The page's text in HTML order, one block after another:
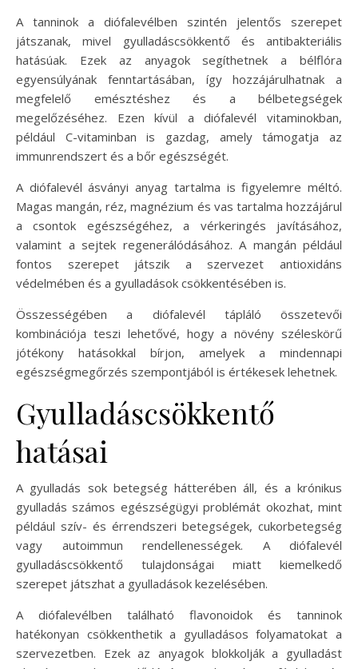
A tanninok a diófalevélben szintén jelentős szerepet
játszanak, mivel gyulladáscsökkentő és antibakteriális
hatásúak. Ezek az anyagok segíthetnek a bélflóra
egyensúlyának fenntartásában, így hozzájárulhatnak a
megfelelő emésztéshez és a bélbetegségek
megelőzéséhez. Ezen kívül a diófalevél vitaminokban,
például C-vitaminban is gazdag, amely támogatja az
immunrendszert és a bőr egészségét.
A diófalevél ásványi anyag tartalma is figyelemre méltó.
Magas mangán, réz, magnézium és vas tartalma hozzájárul
a csontok egészségéhez, a vérkeringés javításához,
valamint a sejtek regenerálódásához. A mangán például
fontos szerepet játszik a szervezet antioxidáns
védelmében és a gyulladások csökkentésében is.
Összességében a diófalevél tápláló összetevői
kombinációja teszi lehetővé, hogy a növény széleskörű
jótékony hatásokkal bírjon, amelyek a mindennapi
egészségmegőrzés szempontjából is értékesek lehetnek.
Gyulladáscsökkentő
hatásai
A gyulladás sok betegség hátterében áll, és a krónikus
gyulladás számos egészségügyi problémát okozhat, mint
például szív- és érrendszeri betegségek, cukorbetegség
vagy autoimmun rendellenességek. A diófalevél
gyulladáscsökkentő tulajdonságai miatt kiemelkedő
szerepet játszhat a gyulladások kezelésében.
A diófalevélben található flavonoidok és tanninok
hatékonyan csökkenthetik a gyulladásos folyamatokat a
szervezetben. Ezek az anyagok blokkolják a gyulladást